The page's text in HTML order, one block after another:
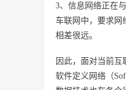
3、信息网络正在
车联网中，要求网
相差很远。
因此，面对当前
软件定义网络（